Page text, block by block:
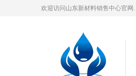
欢迎访问山东新材料销售中心官网.